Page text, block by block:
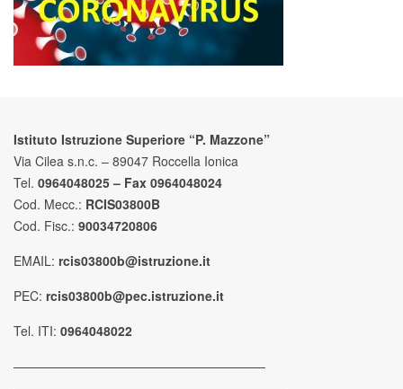
Istituto Istruzione Superiore “P. Mazzone”
Via Cilea s.n.c. – 89047 Roccella Ionica
Tel. 0964048025 – Fax 0964048024
Cod. Mecc.: RCIS03800B
Cod. Fisc.: 90034720806
EMAIL: rcis03800b@istruzione.it
PEC: rcis03800b@pec.istruzione.it
Tel. ITI: 0964048022
————————————————————